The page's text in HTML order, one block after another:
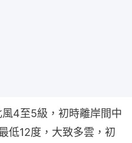
4至5級，初時離岸間中
低12度，大致多雲，初